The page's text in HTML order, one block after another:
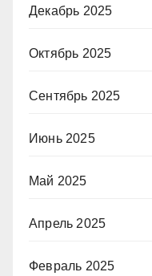
Декабрь 2025
Октябрь 2025
Сентябрь 2025
Июнь 2025
Май 2025
Апрель 2025
Февраль 2025